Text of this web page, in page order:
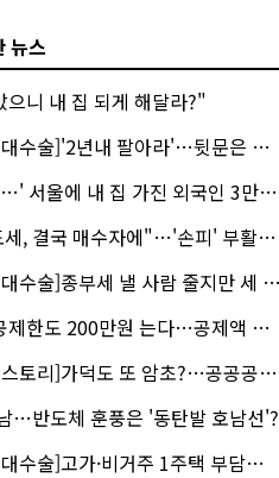
뉴스
니 내 집 되게 해달라?"
수술]'2년내 팔아라'…뒷문은 열었다
울에 내 집 가진 외국인 3만3000명
, 결국 매수자에"…'손피' 부활할까?
술]종부세 낼 사람 줄지만 세 부담 커진다
도 200만원 는다…공제액 최대 54만원↑
리]가덕도 또 암초?…공공공사의 '굴레'
…반도체 훈풍은 '동탄발 호남선'?
]고가·비거주 1주택 부담…'대전족'도 불똥